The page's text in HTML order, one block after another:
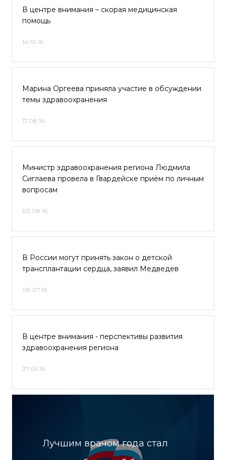
В центре внимания – скорая медицинская
помощь
14.10.16
Марина Оргеева приняла участие в обсуждении
темы здравоохранения
17.08.16
Министр здравоохранения региона Людмила
Сиглаева провела в Гвардейске приём по личным
вопросам
03.08.16
В России могут принять закон о детской
трансплантации сердца, заявил Медведев
08.07.16
В центре внимания - перспективы развития
здравоохранения региона
27.05.16
Лучшим врачом года стал